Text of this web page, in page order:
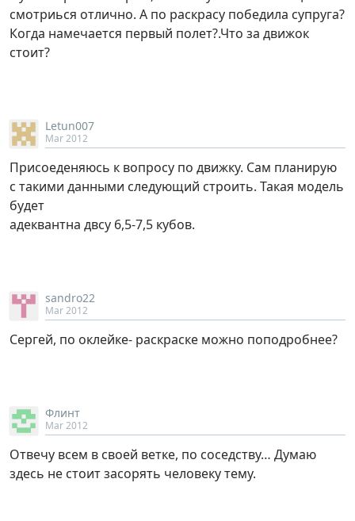
смотриься отлично. А по раскрасу победила супруга?
Когда намечается первый полет?.Что за движок
стоит?
Letun007
Mar 2012
Присоеденяюсь к вопросу по движку. Сам планирую
с такими данными следующий строить. Такая модель
будет
адеквантна двсу 6,5-7,5 кубов.
sandro22
Mar 2012
Сергей, по оклейке- раскраске можно поподробнее?
Флинт
Mar 2012
Отвечу всем в своей ветке, по соседству… Думаю
здесь не стоит засорять человеку тему.